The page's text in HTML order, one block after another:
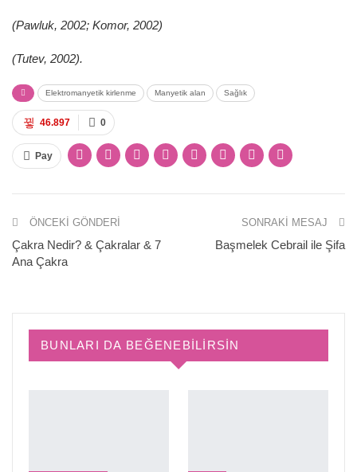
(Pawluk, 2002; Komor, 2002)
(Tutev, 2002).
Elektromanyetik kirlenme Manyetik alan Sağlık
0
46.897
Pay
ÖNCEKI GÖNDERI
Çakra Nedir? & Çakralar & 7
Ana Çakra
SONRAKI MESAJ
Başmelek Cebrail ile Şifa
BUNLARI DA BEĞENEBILIRSIN